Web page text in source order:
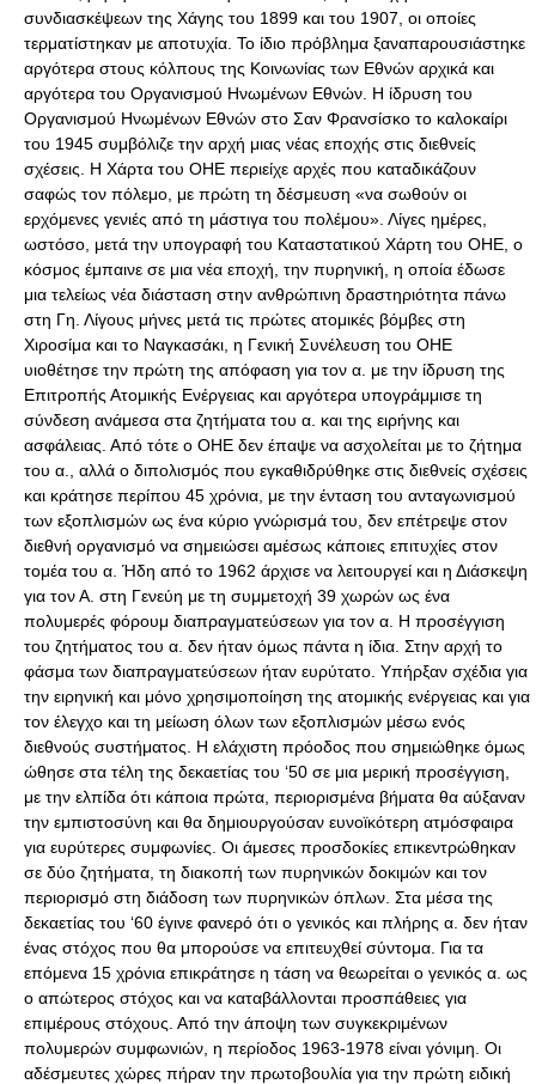
συνδιασκέψεων της Χάγης του 1899 και του 1907, οι οποίες
τερματίστηκαν με αποτυχία. Το ίδιο πρόβλημα ξαναπαρουσιάστηκε
αργότερα στους κόλπους της Κοινωνίας των Εθνών αρχικά και
αργότερα του Οργανισμού Ηνωμένων Εθνών. Η ίδρυση του
Οργανισμού Ηνωμένων Εθνών στο Σαν Φρανσίσκο το καλοκαίρι
του 1945 συμβόλιζε την αρχή μιας νέας εποχής στις διεθνείς
σχέσεις. Η Χάρτα του ΟΗΕ περιείχε αρχές που καταδικάζουν
σαφώς τον πόλεμο, με πρώτη τη δέσμευση «να σωθούν οι
ερχόμενες γενιές από τη μάστιγα του πολέμου». Λίγες ημέρες,
ωστόσο, μετά την υπογραφή του Καταστατικού Χάρτη του OHE, ο
κόσμος έμπαινε σε μια νέα εποχή, την πυρηνική, η οποία έδωσε
μια τελείως νέα διάσταση στην ανθρώπινη δραστηριότητα πάνω
στη Γη. Λίγους μήνες μετά τις πρώτες ατομικές βόμβες στη
Χιροσίμα και το Ναγκασάκι, η Γενική Συνέλευση του ΟΗΕ
υιοθέτησε την πρώτη της απόφαση για τον α. με την ίδρυση της
Επιτροπής Ατομικής Ενέργειας και αργότερα υπογράμμισε τη
σύνδεση ανάμεσα στα ζητήματα του α. και της ειρήνης και
ασφάλειας. Από τότε ο OHE δεν έπαψε να ασχολείται με το ζήτημα
του α., αλλά ο διπολισμός που εγκαθιδρύθηκε στις διεθνείς σχέσεις
και κράτησε περίπου 45 χρόνια, με την ένταση του ανταγωνισμού
των εξοπλισμών ως ένα κύριο γνώρισμά του, δεν επέτρεψε στον
διεθνή οργανισμό να σημειώσει αμέσως κάποιες επιτυχίες στον
τομέα του α. Ήδη από το 1962 άρχισε να λειτουργεί και η Διάσκεψη
για τον Α. στη Γενεύη με τη συμμετοχή 39 χωρών ως ένα
πολυμερές φόρουμ διαπραγματεύσεων για τον α. Η προσέγγιση
του ζητήματος του α. δεν ήταν όμως πάντα η ίδια. Στην αρχή το
φάσμα των διαπραγματεύσεων ήταν ευρύτατο. Υπήρξαν σχέδια για
την ειρηνική και μόνο χρησιμοποίηση της ατομικής ενέργειας και για
τον έλεγχο και τη μείωση όλων των εξοπλισμών μέσω ενός
διεθνούς συστήματος. Η ελάχιστη πρόοδος που σημειώθηκε όμως
ώθησε στα τέλη της δεκαετίας του ‘50 σε μια μερική προσέγγιση,
με την ελπίδα ότι κάποια πρώτα, περιορισμένα βήματα θα αύξαναν
την εμπιστοσύνη και θα δημιουργούσαν ευνοϊκότερη ατμόσφαιρα
για ευρύτερες συμφωνίες. Οι άμεσες προσδοκίες επικεντρώθηκαν
σε δύο ζητήματα, τη διακοπή των πυρηνικών δοκιμών και τον
περιορισμό στη διάδοση των πυρηνικών όπλων. Στα μέσα της
δεκαετίας του ‘60 έγινε φανερό ότι ο γενικός και πλήρης α. δεν ήταν
ένας στόχος που θα μπορούσε να επιτευχθεί σύντομα. Για τα
επόμενα 15 χρόνια επικράτησε η τάση να θεωρείται ο γενικός α. ως
ο απώτερος στόχος και να καταβάλλονται προσπάθειες για
επιμέρους στόχους. Από την άποψη των συγκεκριμένων
πολυμερών συμφωνιών, η περίοδος 1963-1978 είναι γόνιμη. Οι
αδέσμευτες χώρες πήραν την πρωτοβουλία για την πρώτη ειδική